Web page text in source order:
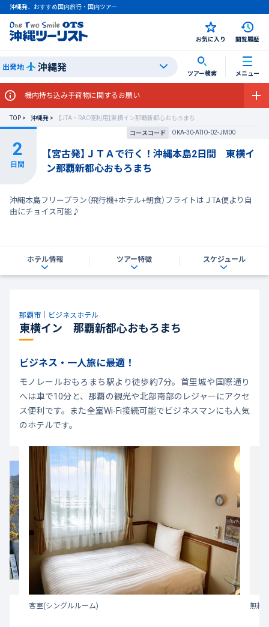
沖縄発、おすすめ国内旅行・国内ツアー
お気に入り 閲覧履歴
出発地 沖縄発 ツアー検索 メニュー
機内持ち込み手荷物に関するお願い
TOP 沖縄発
【JTA・RAC便利用】東横イン那覇新都心おもろまち
コースコード
OKA-30-ATIO-02-JM00
【宮古発】ＪＴＡで行く！沖縄本島2日間 東横イ
ン那覇新都心おもろまち
沖縄本島フリープラン（飛行機+ホテル+朝食）フライトはＪTA便より自
由にチョイス可能♪
ホテル情報 ツアー特徴 スケジュール
那覇市｜ビジネスホテル
東横イン 那覇新都心おもろまち
ビジネス・一人旅に最適！
モノレールおもろまち駅より徒歩約7分。首里城や国際通り
へは車で10分と、那覇の観光や北部南部のレジャーにアクセ
ス便利です。また全室Wi-Fi接続可能でビジネスマンにも人気
のホテルです。
客室(シングルルーム) 無料